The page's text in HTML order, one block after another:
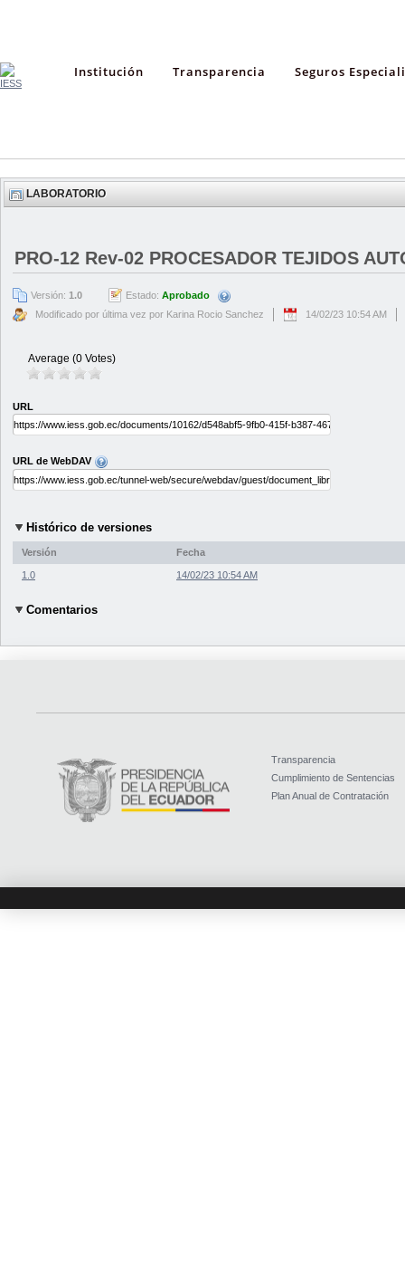
Institución Transparencia Seguros
LABORATORIO
PRO-12 Rev-02 PROCESADOR TEJIDOS
Versión: 1.0 Estado: Aprobado
Modificado por última vez por Karina Rocio Sanchez
14/02/23 10:54 AM
Average (0 Votes)
URL
URL de WebDAV
Histórico de versiones
Versión Fecha
1.0 14/02/23 10:54 AM
Comentarios
Transparencia
Cumplimiento de Sentencias
Plan Anual de Contratación